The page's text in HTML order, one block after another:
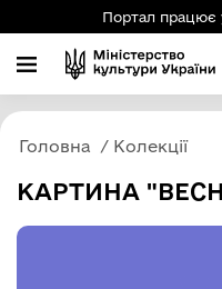
Портал працює
Головна Колекції
КАРТИНА